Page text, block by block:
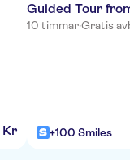
Kr
Guided Tour
10 timmar·Gratis
+100 Smiles